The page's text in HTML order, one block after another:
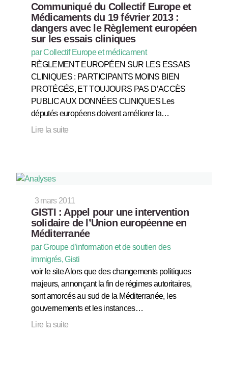
Communiqué du Collectif Europe et
Médicaments du 19 février 2013 :
dangers avec le Règlement européen
sur les essais cliniques
par Collectif Europe et médicament
RÈGLEMENT EUROPÉEN SUR LES ESSAIS
CLINIQUES : PARTICIPANTS MOINS BIEN
PROTÉGÉS, ET TOUJOURS PAS D’ACCÈS
PUBLIC AUX DONNÉES CLINIQUES Les
députés européens doivent améliorer la…
Lire la suite
3 mars 2011
GISTI : Appel pour une intervention
solidaire de l’Union européenne en
Méditerranée
par Groupe d’information et de soutien des
immigrés, Gisti
voir le site Alors que des changements politiques
majeurs, annonçant la fin de régimes autoritaires,
sont amorcés au sud de la Méditerranée, les
gouvernements et les instances…
Lire la suite